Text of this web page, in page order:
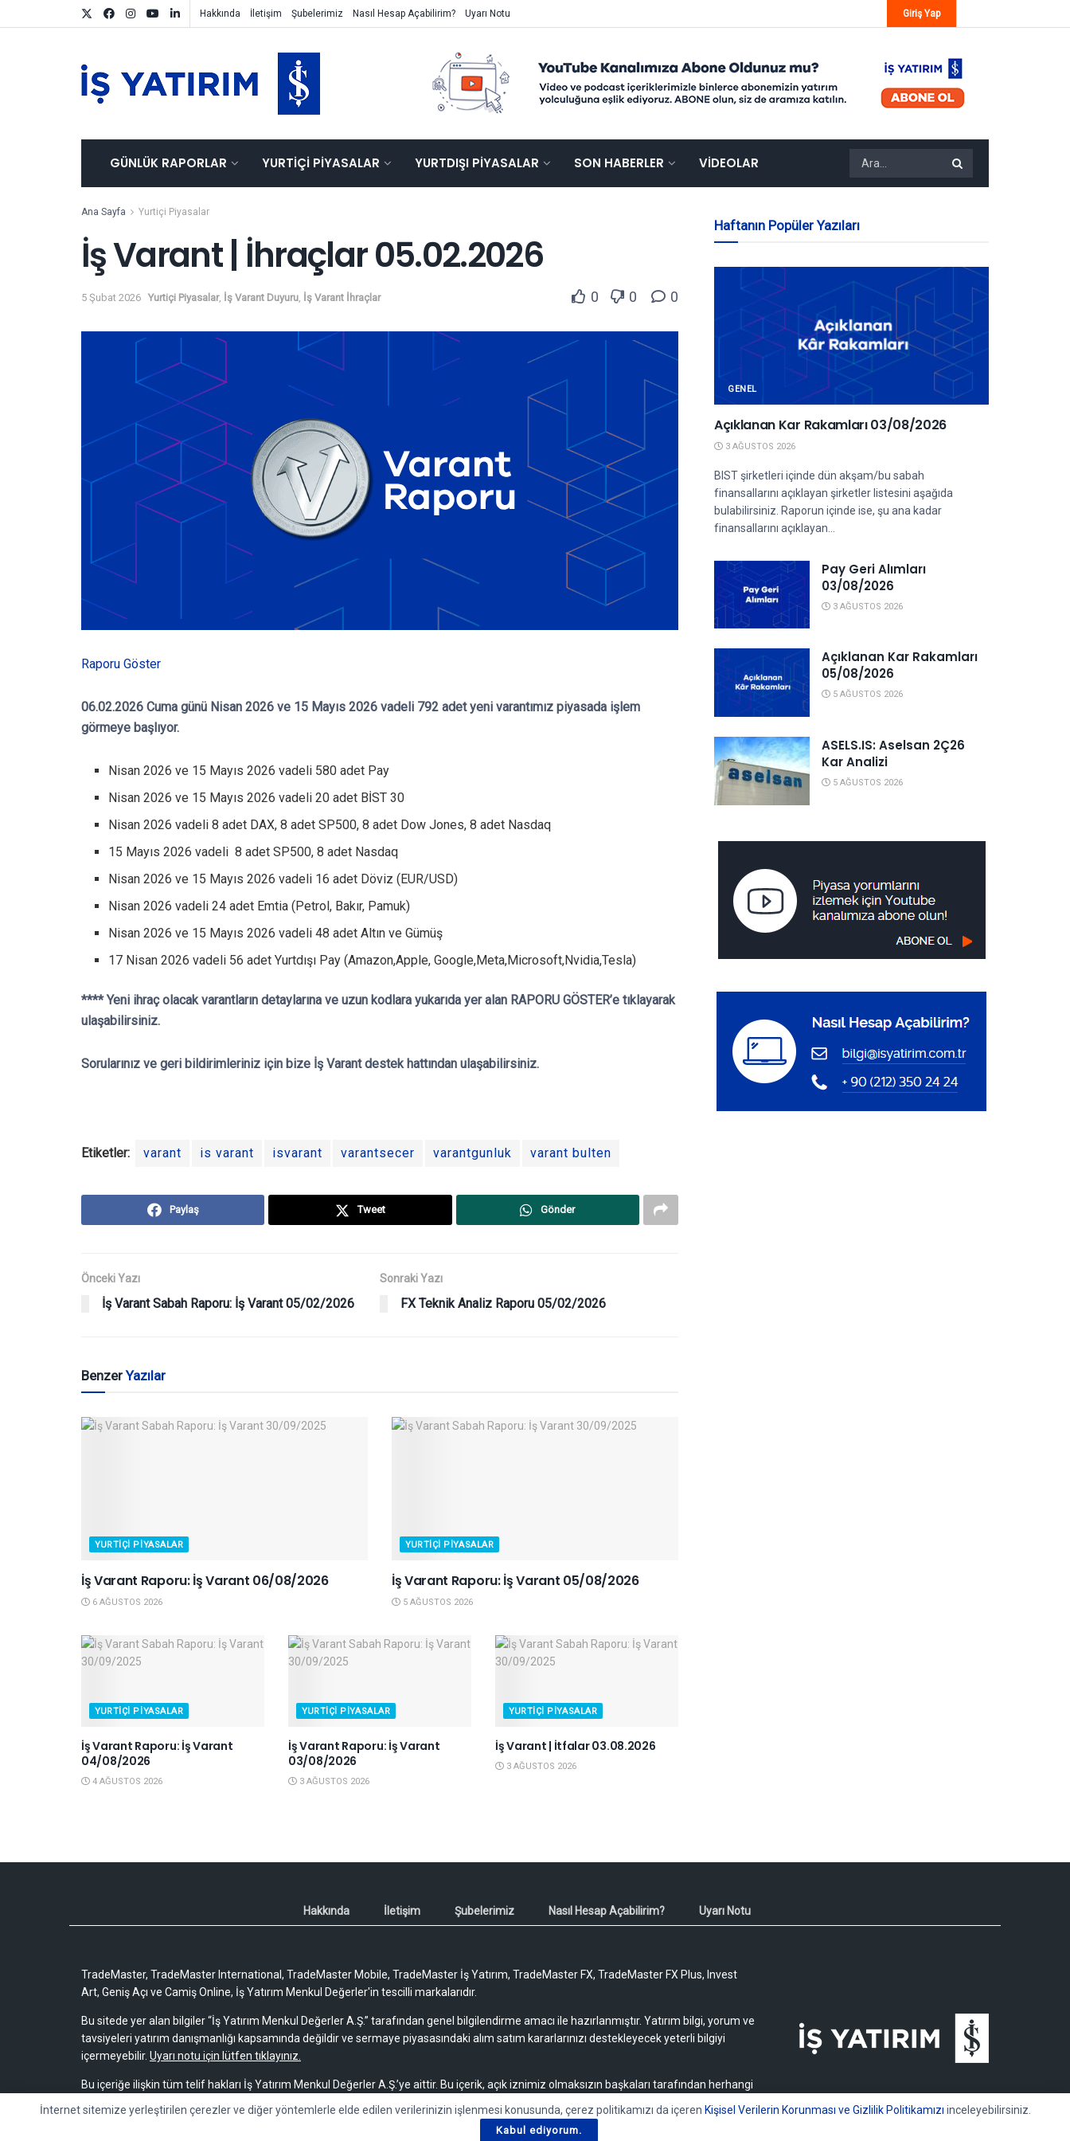
Hakkında İletişim Şubelerimiz Nasıl Hesap Açabilirim? Uyarı Notu Giriş Yap
GÜNLÜK RAPORLAR YURTIÇI PIYASALAR YURTDIŞI PIYASALAR SON HABERLER VIDEOLAR
Ana Sayfa Yurtiçi Piyasalar
İş Varant | İhraçlar 05.02.2026
5 Şubat 2026 Yurtiçi Piyasalar, İş Varant Duyuru İş Varant İhraçlar 0 0 0
Raporu Göster
06.02.2026 Cuma günü Nisan 2026 ve 15 Mayıs 2026 vadeli 792 adet yeni varantımız piyasada işlem
görmeye başlıyor.
Nisan 2026 ve 15 Mayıs 2026 vadeli 580 adet Pay
Nisan 2026 ve 15 Mayıs 2026 vadeli 20 adet BİST 30
Nisan 2026 vadeli 8 adet DAX, 8 adet SP500, 8 adet Dow Jones, 8 adet Nasdaq
15 Mayıs 2026 vadeli 8 adet SP500, 8 adet Nasdaq
Nisan 2026 ve 15 Mayıs 2026 vadeli 16 adet Döviz (EUR/USD)
Nisan 2026 vadeli 24 adet Emtia (Petrol, Bakır, Pamuk)
Nisan 2026 ve 15 Mayıs 2026 vadeli 48 adet Altın ve Gümüş
17 Nisan 2026 vadeli 56 adet Yurtdışı Pay (Amazon,Apple, Google,Meta,Microsoft,Nvidia,Tesla)
**** Yeni ihraç olacak varantların detaylarına ve uzun kodlara yukarıda yer alan RAPORU GÖSTER’e tıklayarak
ulaşabilirsiniz.
Sorularınız ve geri bildirimleriniz için bize İş Varant destek hattından ulaşabilirsiniz.
Etiketler: varant is varant isvarant varantsecer varantgunluk varant bulten
Paylaş Tweet Gönder
Önceki Yazı
İş Varant Sabah Raporu: İş Varant 05/02/2026
Sonraki Yazı
FX Teknik Analiz Raporu 05/02/2026
BenzerYazılar
YURTIÇI PIYASALAR
İş Varant Raporu: İş Varant 06/08/2026
6 AĞUSTOS 2026
YURTIÇI PIYASALAR
İş Varant Raporu: İş Varant 05/08/2026
5 AĞUSTOS 2026
YURTIÇI PIYASALAR
İş Varant Raporu: İş Varant
04/08/2026
4 AĞUSTOS 2026
YURTIÇI PIYASALAR
İş Varant Raporu: İş Varant
03/08/2026
3 AĞUSTOS 2026
YURTIÇI PIYASALAR
İş Varant | İtfalar 03.08.2026
3 AĞUSTOS 2026
Haftanın Popüler Yazıları
GENEL
Açıklanan Kar Rakamları 03/08/2026
3 AĞUSTOS 2026
BIST şirketleri içinde dün akşam/bu sabah
finansallarını açıklayan şirketler listesini aşağıda
bulabilirsiniz. Raporun içinde ise, şu ana kadar
finansallarını açıklayan...
Pay Geri Alımları
03/08/2026
3 AĞUSTOS 2026
Açıklanan Kar Rakamları
05/08/2026
5 AĞUSTOS 2026
ASELS.IS: Aselsan 2Ç26
Kar Analizi
5 AĞUSTOS 2026
Hakkında İletişim Şubelerimiz Nasıl Hesap Açabilirim? Uyarı Notu
TradeMaster, TradeMaster International, TradeMaster Mobile, TradeMaster İş Yatırım, TradeMaster FX, TradeMaster FX Plus, Invest
Art, Geniş Açı ve Camiş Online, İş Yatırım Menkul Değerler'in tescilli markalarıdır.
Bu sitede yer alan bilgiler “İş Yatırım Menkul Değerler A.Ş.” tarafından genel bilgilendirme amacı ile hazırlanmıştır. Yatırım bilgi, yorum ve
tavsiyeleri yatırım danışmanlığı kapsamında değildir ve sermaye piyasasındaki alım satım kararlarınızı destekleyecek yeterli bilgiyi
içermeyebilir. Uyarı notu için lütfen tıklayınız.
Bu içeriğe ilişkin tüm telif hakları İş Yatırım Menkul Değerler A.Ş.’ye aittir. Bu içerik, açık iznimiz olmaksızın başkaları tarafından herhangi
İnternet sitemize yerleştirilen çerezler ve diğer yöntemlerle elde edilen verilerinizin işlenmesi konusunda, çerez politikamızı da içeren Kişisel Verilerin Korunması ve Gizlilik Politikamızı inceleyebilirsiniz.
Kabul ediyorum.